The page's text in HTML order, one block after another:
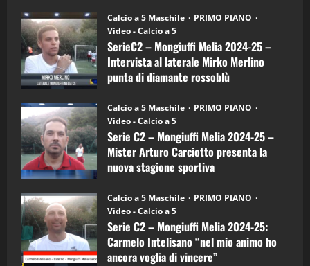
6)
–
Intervista
a
mister
Arturo
Carciotto
(Mongiuffi
Calcio a 5 Maschile
PRIMO PIANO
Video - Calcio a 5
SerieC2 – Mongiuffi Melia 2024-25 –
Intervista al laterale Mirko Merlino
punta di diamante rossoblù
Calcio a 5 Maschile
PRIMO PIANO
Video - Calcio a 5
Serie C2 – Mongiuffi Melia 2024-25 –
Mister Arturo Carciotto presenta la
nuova stagione sportiva
Calcio a 5 Maschile
PRIMO PIANO
Video - Calcio a 5
Serie C2 – Mongiuffi Melia 2024-25:
Carmelo Intelisano “nel mio animo ho
ancora voglia di vincere”
4
“SportEmpire” in Podcast: 27^ Puntata
(Martedi 14 Aprile 2026)
15/04/2026
5
“SportEmpire” in Podcast: 26^ Puntata
(Martedi 07 Aprile 2026)
08/04/2026
1
“SportEmpire” in Podcast: 30^ Puntata
(Martedi 05 Maggio 2026)
08/05/2026